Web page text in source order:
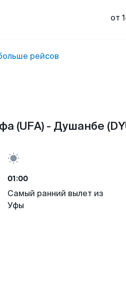
от
рейсов
(UFA) - Душанбе
01:00
Самый ранний вылет из
Уфы